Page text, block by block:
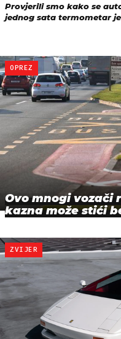
Provjerili smo kako se
jednog sata termometar
OPREZ
Ovo mnogi vozači
kazna može stići
ZVIJER